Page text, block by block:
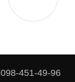
098-451-49-96